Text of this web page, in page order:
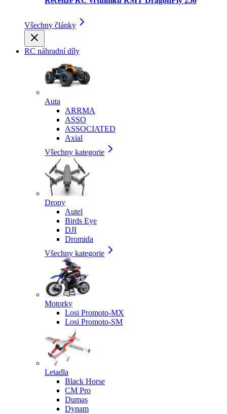
Všechny články
RC náhradní díly
Auta
ARRMA
ASSO
ASSOCIATED
Axial
Všechny kategorie
Drony
Autel
Birds Eye
DJI
Dromida
Všechny kategorie
Motorky
Losi Promoto-MX
Losi Promoto-SM
Letadla
Black Horse
CM Pro
Dumas
Dynam